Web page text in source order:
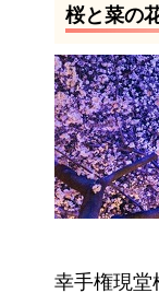
桜と菜の
幸手権現堂